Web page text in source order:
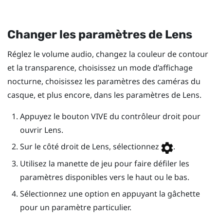
Changer les paramètres de Lens
Réglez le volume audio, changez la couleur de contour
et la transparence, choisissez un mode d’affichage
nocturne, choisissez les paramètres des caméras du
casque, et plus encore, dans les paramètres de Lens.
Appuyez le bouton VIVE du contrôleur droit pour
ouvrir Lens.
Sur le côté droit de Lens, sélectionnez
.
Utilisez la manette de jeu pour faire défiler les
paramètres disponibles vers le haut ou le bas.
Sélectionnez une option en appuyant la gâchette
pour un paramètre particulier.